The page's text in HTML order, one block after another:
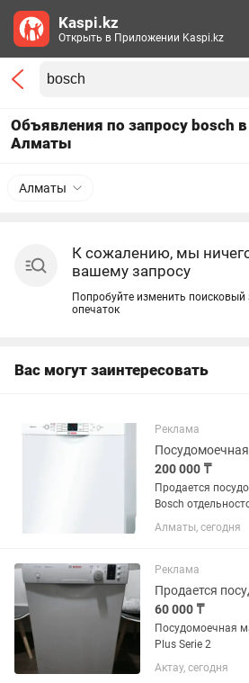
Объявления по запросу bosch в
Алматы
Алматы
К сожалению, мы
вашему запросу
Попробуйте изменить поисковый
опечаток
Вас могут заинтересовать
Реклама
200 000 ₸
Продается
Bosch
SMS53L02ME
Алматы, сегодня
Реклама
60 000 ₸
Посудомоечная
Plus Serie 2
Актау, сегодня
Kaspi.kz
Открыть в Приложении Kaspi.kz